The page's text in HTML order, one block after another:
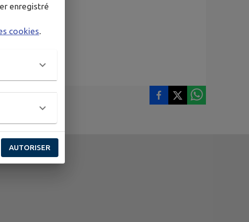
enregistré
cookies.
AUTORISER